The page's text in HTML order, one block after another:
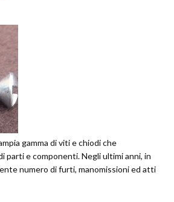
gamma di viti e chiodi che
parti e componenti. Negli ultimi anni, in
numero di furti, manomissioni ed atti